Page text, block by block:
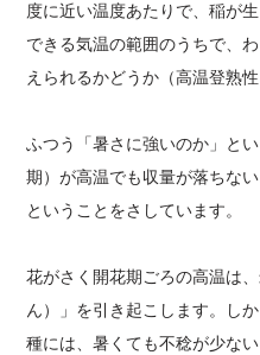
度に近い温度あたりで、稲が
できる気温の範囲のうちで、
えられるかどうか（高温登熟
ふつう「暑さに強いのか」と
期）が高温でも収量が落ちな
ということをさしています。
花がさく開花期ごろの高温は
ん）」を引き起こします。し
種には、暑くても不稔が少な